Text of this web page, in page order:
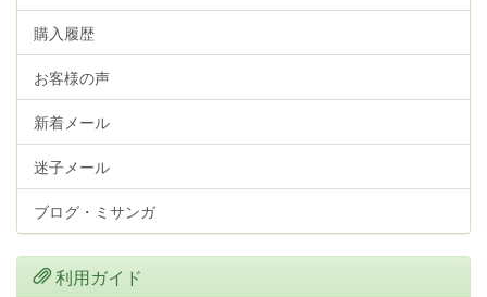
購入履歴
お客様の声
新着メール
迷子メール
ブログ・ミサンガ
利用ガイド